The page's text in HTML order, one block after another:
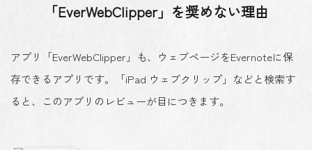
「EverWebClipper」を奨めない理由
アプリ「EverWebClipper」も、ウェブページをEvernoteに保
存できるアプリです。「iPad ウェブクリップ」などと検索す
ると、このアプリのレビューが目につきます。